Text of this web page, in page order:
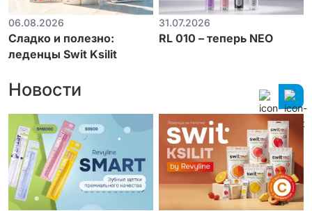
06.08.2026
Сладко и полезно:
леденцы Swit Ksilit
31.07.2026
RL 010 – теперь NEO
Новости